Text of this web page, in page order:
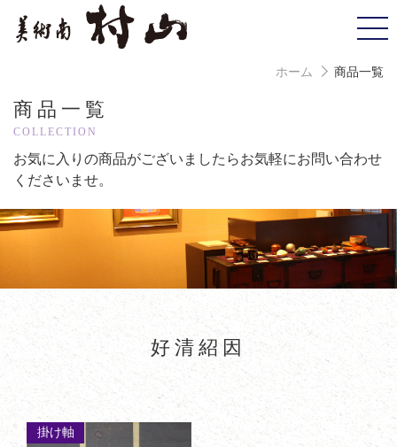
ホーム 商品一覧
商品一覧
COLLECTION
お気に入りの商品がございましたらお気軽にお問い合わせ
くださいませ。
好清紹因
掛け軸